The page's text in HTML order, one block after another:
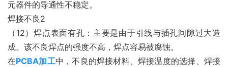
元器件的导通性不稳定。
焊接不良2
（12）焊点表面有孔：主要是由于引线与插孔间隙过大造
成。该不良焊点的强度不高，焊点容易被腐蚀。
在PCBA加工中，不良的焊接材料、焊接温度的选择、焊接